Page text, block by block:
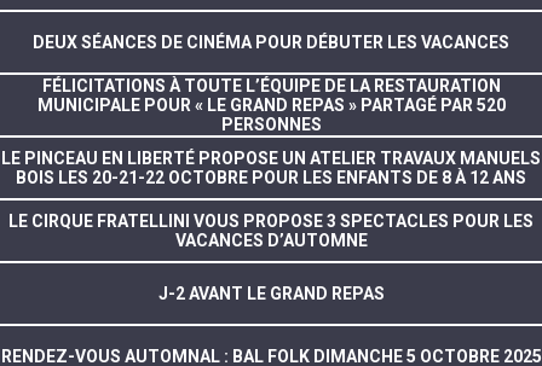
DEUX SÉANCES DE CINÉMA POUR DÉBUTER LES VACANCES
FÉLICITATIONS À TOUTE L’ÉQUIPE DE LA RESTAURATION
MUNICIPALE POUR « LE GRAND REPAS » PARTAGÉ PAR 520
PERSONNES
LE PINCEAU EN LIBERTÉ PROPOSE UN ATELIER TRAVAUX MANUELS
BOIS LES 20-21-22 OCTOBRE POUR LES ENFANTS DE 8 À 12 ANS
LE CIRQUE FRATELLINI VOUS PROPOSE 3 SPECTACLES POUR LES
VACANCES D’AUTOMNE
J-2 AVANT LE GRAND REPAS
RENDEZ-VOUS AUTOMNAL : BAL FOLK DIMANCHE 5 OCTOBRE 2025